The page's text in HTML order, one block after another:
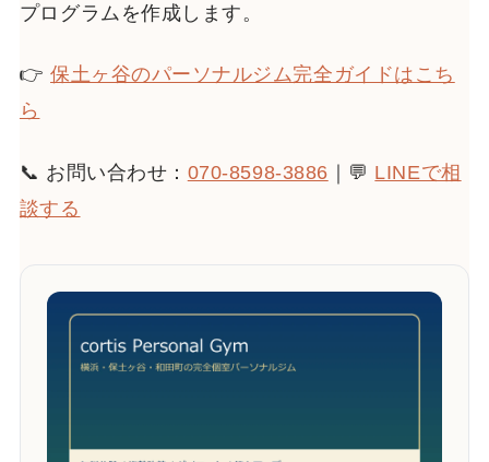
プログラムを作成します。
👉 保土ヶ谷のパーソナルジム完全ガイドはこち
ら
📞 お問い合わせ： 070-8598-3886 ｜💬 LINEで相
談する